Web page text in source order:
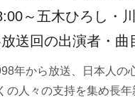
～五木ひろし・
送回の出演者・曲
年から放送、日本人の
の人々の支持を集め長年